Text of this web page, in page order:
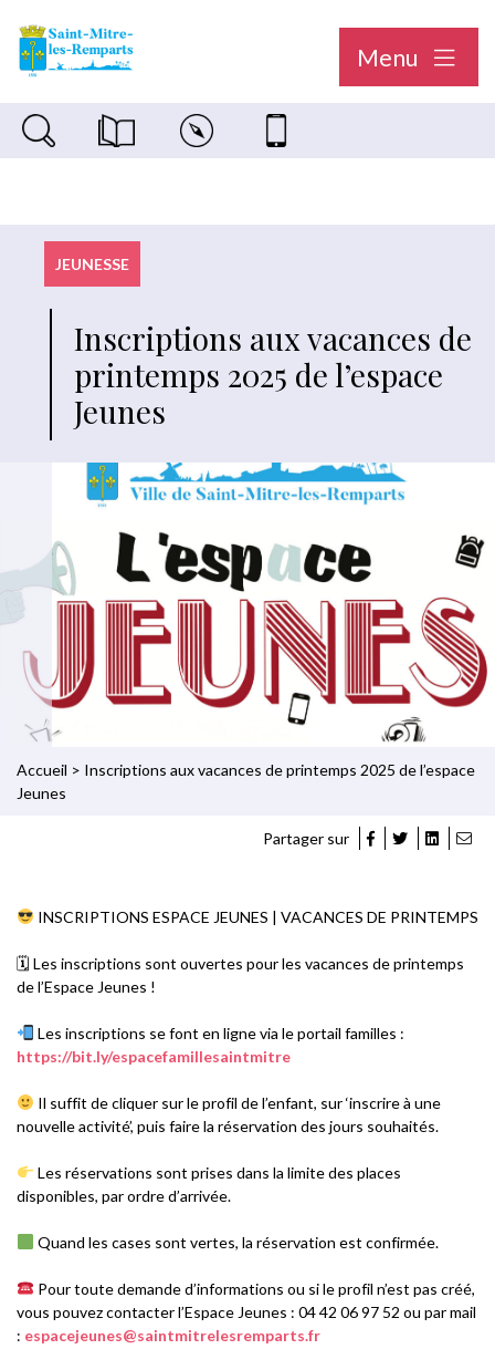
Menu
Recherche sur le siteMagazine municipal "Le Saint-Mitréen"
Carte interactiveNous contacter
JEUNESSE
Inscriptions aux vacances de
printemps 2025 de l’espace
Jeunes
Accueil > Inscriptions aux vacances de printemps 2025 de l’espace
Jeunes
Partager sur
INSCRIPTIONS ESPACE JEUNES | VACANCES DE PRINTEMPS
🗓 Les inscriptions sont ouvertes pour les vacances de printemps
de l’Espace Jeunes !
Les inscriptions se font en ligne via le portail familles :
https://bit.ly/espacefamillesaintmitre
Il suffit de cliquer sur le profil de l’enfant, sur ‘inscrire à une
nouvelle activité’, puis faire la réservation des jours souhaités.
Les réservations sont prises dans la limite des places
disponibles, par ordre d’arrivée.
Quand les cases sont vertes, la réservation est confirmée.
Pour toute demande d’informations ou si le profil n’est pas créé,
vous pouvez contacter l’Espace Jeunes : 04 42 06 97 52 ou par mail
: espacejeunes@saintmitrelesremparts.fr